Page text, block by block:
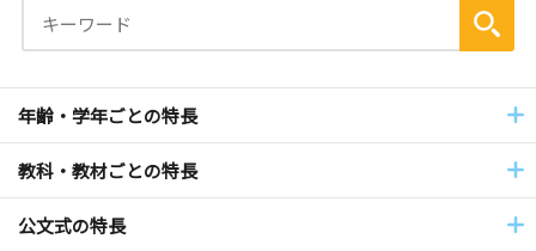
年齢・学年ごとの特長
教科・教材ごとの特長
公文式の特長